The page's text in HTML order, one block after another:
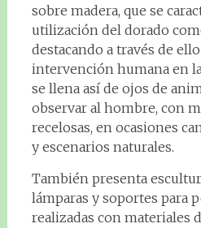
sobre madera, que se
utilización del dorado
destacando a través de
intervención humana en
se llena así de ojos de
observar al hombre, con
recelosas, en ocasiones
y escenarios naturales.
También presenta
lámparas y soportes para
realizadas con materiales